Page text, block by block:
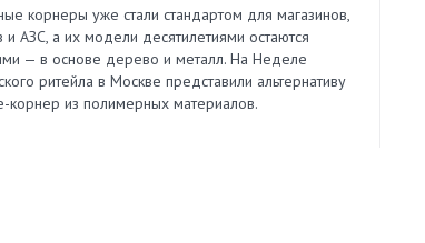
корнеры уже стали стандартом для магазинов,
АЗС, а их модели десятилетиями остаются
— в основе дерево и металл. На Неделе
ритейла в Москве представили альтернативу
корнер из полимерных материалов.